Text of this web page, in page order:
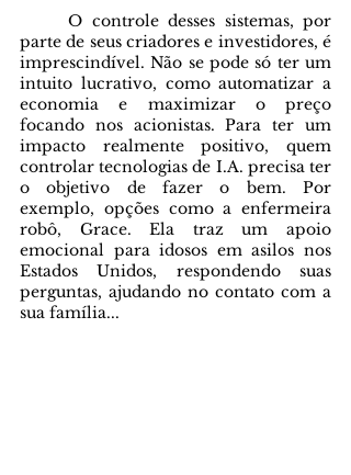
	O controle desses sistemas, por
parte de seus criadores e investidores, é
imprescindível. Não se pode só ter um
intuito lucrativo, como automatizar a
economia e maximizar o preço
focando nos acionistas. Para ter um
impacto realmente positivo, quem
controlar tecnologias de I.A. precisa ter
o objetivo de fazer o bem. Por
exemplo, opções como a enfermeira
robô, Grace. Ela traz um apoio
emocional para idosos em asilos nos
Estados Unidos, respondendo suas
perguntas, ajudando no contato com a
sua família...